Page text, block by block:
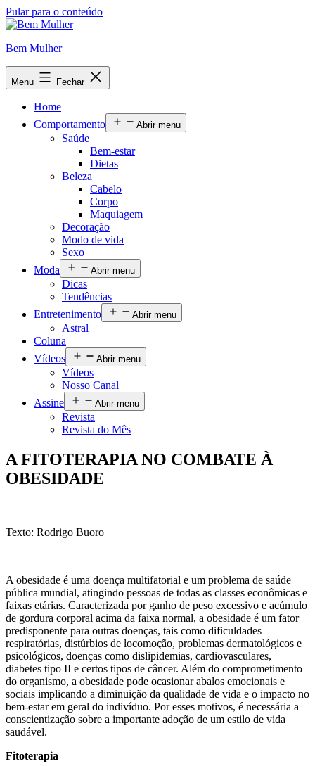
Pular para o conteúdo
Bem Mulher
Menu Fechar
Home
Comportamento
Abrir menu
Saúde
Bem-estar
Dietas
Beleza
Cabelo
Corpo
Maquiagem
Decoração
Modo de vida
Sexo
Moda
Abrir menu
Dicas
Tendências
Entretenimento
Abrir menu
Astral
Coluna
Vídeos
Abrir menu
Vídeos
Nosso Canal
Assine
Abrir menu
Revista
Revista do Mês
A FITOTERAPIA NO COMBATE À
OBESIDADE
Texto: Rodrigo Buoro
A obesidade é uma doença multifatorial e um problema de saúde
pública mundial, atingindo pessoas de todas as classes econômicas e
faixas etárias. Caracterizada por ganho de peso excessivo e acúmulo
de gordura corporal acima da faixa normal, a obesidade é um fator
predisponente para outras doenças, tais como dificuldades
respiratórias, distúrbios de locomoção, problemas dermatológicos e
psicológicos, doenças como dislipidemias, cardiovasculares,
diabetes tipo II e certos tipos de câncer. Além do comprometimento
do organismo, a obesidade pode ocasionar abalos emocionais e
sociais implicando a diminuição da qualidade de vida e o impacto no
bem-estar em geral do indivíduo. Por esses motivos, é necessária a
conscientização sobre a importante adoção de um estilo de vida
saudável.
Fitoterapia